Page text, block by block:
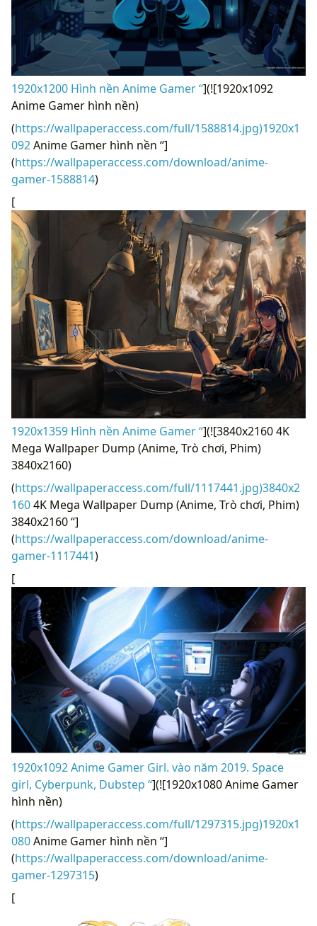
1920x1200 Hình nền Anime Gamer “](![1920x1092
Anime Gamer hình nền)
(https://wallpaperaccess.com/full/1588814.jpg)1920x1
092Anime Gamer hình nền “]
(https://wallpaperaccess.com/download/anime-
gamer-1588814)
[
1920x1359 Hình nền Anime Gamer “](![3840x2160 4K
Mega Wallpaper Dump (Anime, Trò chơi, Phim)
3840x2160)
(https://wallpaperaccess.com/full/1117441.jpg)3840x2
1604K Mega Wallpaper Dump (Anime, Trò chơi, Phim)
3840x2160 “]
(https://wallpaperaccess.com/download/anime-
gamer-1117441)
[
1920x1092 Anime Gamer Girl. vào năm 2019. Space
girl, Cyberpunk, Dubstep “](![1920x1080 Anime Gamer
hình nền)
(https://wallpaperaccess.com/full/1297315.jpg)1920x1
080Anime Gamer hình nền “]
(https://wallpaperaccess.com/download/anime-
gamer-1297315)
[